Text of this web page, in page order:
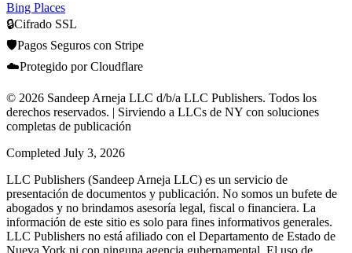
Bing Places
🔒Cifrado SSL
🛡️Pagos Seguros con Stripe
☁️Protegido por Cloudflare
© 2026 Sandeep Arneja LLC d/b/a LLC Publishers. Todos los
derechos reservados. | Sirviendo a LLCs de NY con soluciones
completas de publicación
Completed July 3, 2026
LLC Publishers (Sandeep Arneja LLC) es un servicio de
presentación de documentos y publicación. No somos un bufete de
abogados y no brindamos asesoría legal, fiscal o financiera. La
información de este sitio es solo para fines informativos generales.
LLC Publishers no está afiliado con el Departamento de Estado de